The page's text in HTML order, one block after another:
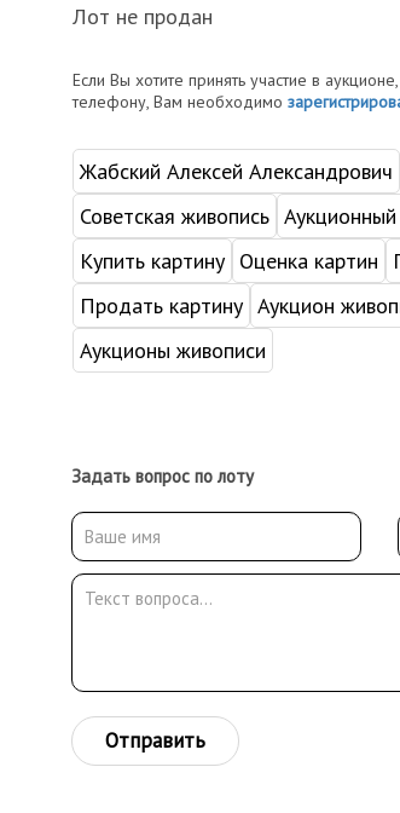
Лот не продан
Если Вы хотите принять участие в
телефону, Вам необходимо
Жабский Алексей Александрович
Советская живопись
Купить картину Оценка картин
Продать картину Аукцион
Аукционы живописи
Задать вопрос по лоту
Отправить